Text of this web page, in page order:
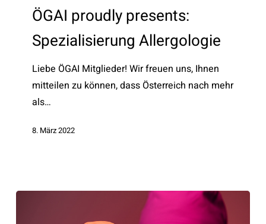
presents:
Spezialisierung
Allergologie
ÖGAI proudly presents:
Spezialisierung Allergologie
Liebe ÖGAI Mitglieder! Wir freuen uns, Ihnen
mitteilen zu können, dass Österreich nach mehr
als…
8. März 2022